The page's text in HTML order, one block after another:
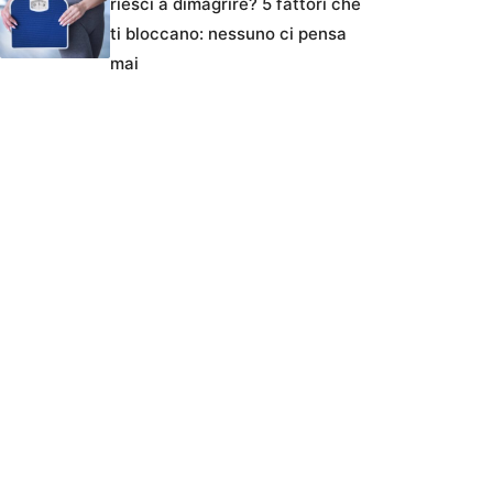
ti bloccano: nessuno ci pensa
mai